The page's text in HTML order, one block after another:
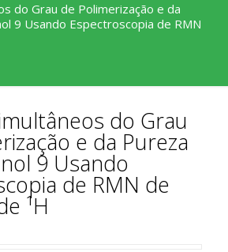
do Grau de Polimerização e da
9 Usando Espectroscopia de RMN
do Grau
e da Pureza
9 Usando
de RMN de
¹H